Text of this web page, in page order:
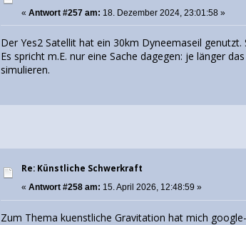
«Antwort #257 am: 18. Dezember 2024, 23:01:58 »
Der Yes2 Satellit hat ein 30km Dyneemaseil genutzt.
Es spricht m.E. nur eine Sache dagegen: je länger
simulieren.
Re: Künstliche Schwerkraft
«Antwort #258 am: 15. April 2026, 12:48:59 »
Zum Thema kuenstliche Gravitation hat mich